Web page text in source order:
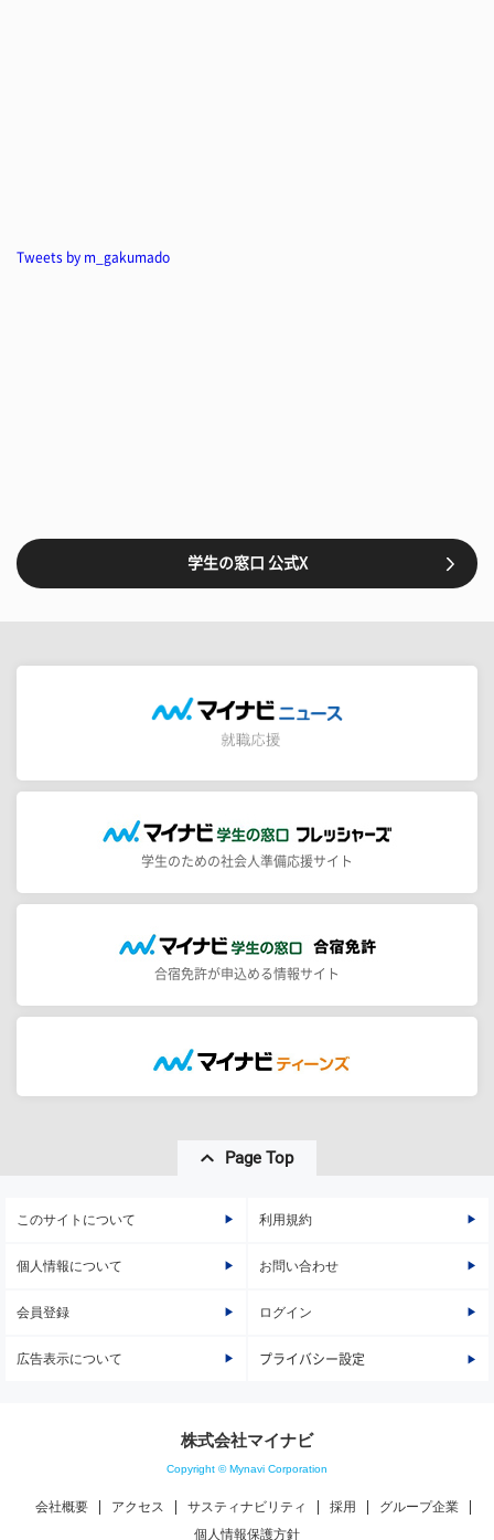
Tweets by m_gakumado
学生の窓口 公式X
学生のための社会人準備応援サイト
合宿免許が申込める情報サイト
Page Top
このサイトについて 利用規約
個人情報について お問い合わせ
会員登録 ログイン
広告表示について プライバシー設定
株式会社マイナビ
Copyright © Mynavi Corporation
会社概要 アクセス サスティナビリティ 採用
グループ企業
個人情報保護方針